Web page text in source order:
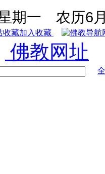
期一 农历6
加入收藏
佛教网址